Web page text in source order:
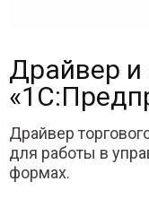
Драйвер и
Драйвер
для работы в
формах.